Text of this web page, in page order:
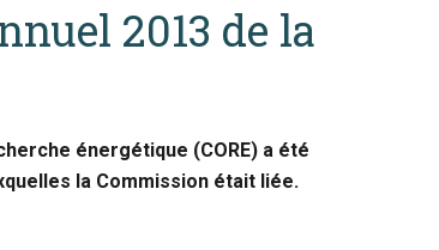
2013 de la
énergétique (CORE) a été
la Commission était liée.